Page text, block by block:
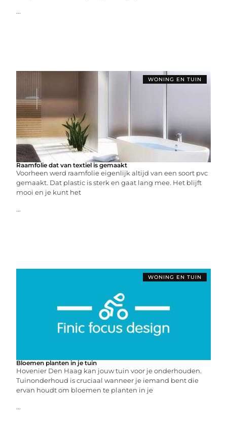
...
WONING EN TUIN
Raamfolie dat van textiel is gemaakt
Voorheen werd raamfolie eigenlijk altijd van een soort pvc
gemaakt. Dat plastic is sterk en gaat lang mee. Het blijft
mooi en je kunt het
...
WONING EN TUIN
Bloemen planten in je tuin
Hovenier Den Haag kan jouw tuin voor je onderhouden.
Tuinonderhoud is cruciaal wanneer je iemand bent die
ervan houdt om bloemen te planten in je
...